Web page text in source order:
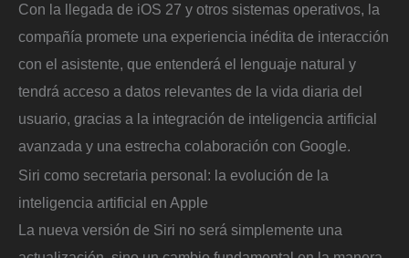
Con la llegada de iOS 27 y otros sistemas operativos, la
compañía promete una experiencia inédita de interacción
con el asistente, que entenderá el lenguaje natural y
tendrá acceso a datos relevantes de la vida diaria del
usuario, gracias a la integración de inteligencia artificial
avanzada y una estrecha colaboración con Google.
Siri como secretaria personal: la evolución de la
inteligencia artificial en Apple
La nueva versión de Siri no será simplemente una